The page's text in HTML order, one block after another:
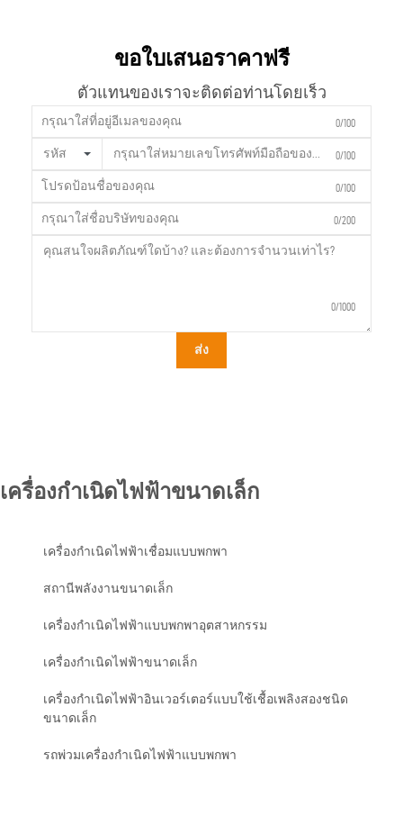
ขอใบเสนอราคาฟรี
ตัวแทนของเราจะติดต่อท่านโดยเร็ว
0/100
รหัส 0/100
0/100
0/200
0/1000
ส่ง
เครื่องกำเนิดไฟฟ้าขนาดเล็ก
เครื่องกำเนิดไฟฟ้าเชื่อมแบบพกพา
สถานีพลังงานขนาดเล็ก
เครื่องกำเนิดไฟฟ้าแบบพกพาอุตสาหกรรม
เครื่องกำเนิดไฟฟ้าขนาดเล็ก
เครื่องกำเนิดไฟฟ้าอินเวอร์เตอร์แบบใช้เชื้อเพลิงสองชนิด
ขนาดเล็ก
รถพ่วมเครื่องกำเนิดไฟฟ้าแบบพกพา